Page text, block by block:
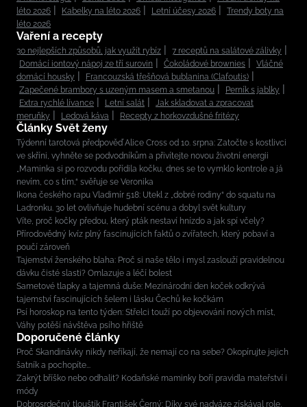
léto 2026
Kabelky na léto 2026 Letní účesy 2026
Trendy boty na
léto 2026
Vaření a recepty
30 nejlepších způsobů, jak využít rybíz
7 receptů na salátové zálivky
Domácí iontový nápoj ze tří surovin
Čokoládové brownies
Vláčné
domácí housky
Francouzská třešňová bublanina (Clafoutis)
Zapečené brambory s uzeným masem a smetanou
Perník s jablky
Extra rychlé lívance
Letní salát
Jak skladovat a zpracovat
meruňky
Ledová káva Recepty z horkovzdušné fritézy
Články Svět ženy
Týdenní tarotová předpověď Alice Cross od 10. srpna: Zatočte s kostlivci
ve skříni, vyhněte se podvodníkům a přivítejte novou životní energii
„Maminka si po rozvodu pořídila kočku, dnes se to vymklo kontrole a já
nevím, co s tím,“ svěřuje se Veronika
Ikona českého rapu Vladimír 518: Utekl z „dobré rodiny“ do squatu na
Ladronku. 30 let ovlivňuje hudební scénu a dobyl svět kultury
Víte, proč kočky předou, který pták nestaví hnízdo a jak spí včely?
Přírodovědný kvíz plný fascinujících faktů o zvířatech, který pobaví a
poučí zároveň
Tajemství ženského blaha: Proč si naše tělo i mysl zaslouží pravidelnou
dávku čisté slasti? Omlazuje a léčí bolest
Sametové tlapky a tajemná duše: Mezinárodní den koček odkrývá
tajemství fascinujících šelem i lásku Čechů ke kočkám
Psí horoskop na tento týden: Střelci touží po objevování nových míst,
Váhy potěší návštěva psího hřiště
Doporučené články
Proč Skandinávky nikdy neříkají, že nemají co na sebe? Okopírujte jejich
šatník a pochopíte...
Zakrýt bříško nebo odhalit? Kodaňské maminky boří pravidla mateřství i
módy
Dobrosrdečný tlouštík František Černý: Díky své nadváze získával role,